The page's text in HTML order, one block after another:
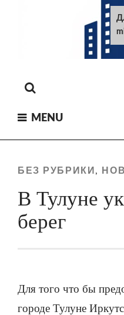
MENU
БЕЗ РУБРИКИ ,
В Тулуне
берег
Для того что бы
городе Тулуне